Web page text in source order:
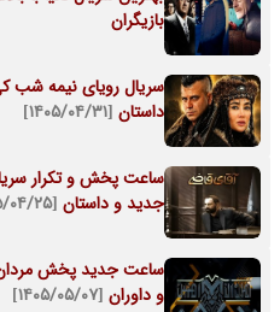
بازیگران
سریال رویای نیمه شب
داستان [۱۴۰۵/۰۴/۳۱]
ساعت پخش و تکرار
جدید و داستان [۱۴۰۵/۰۴/۲۵]
و داوران [۱۴۰۵/۰۵/۰۷]